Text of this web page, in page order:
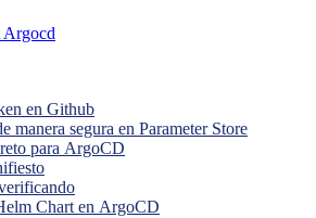
Argocd
en Github
manera segura en Parameter Store
para ArgoCD
Chart en ArgoCD